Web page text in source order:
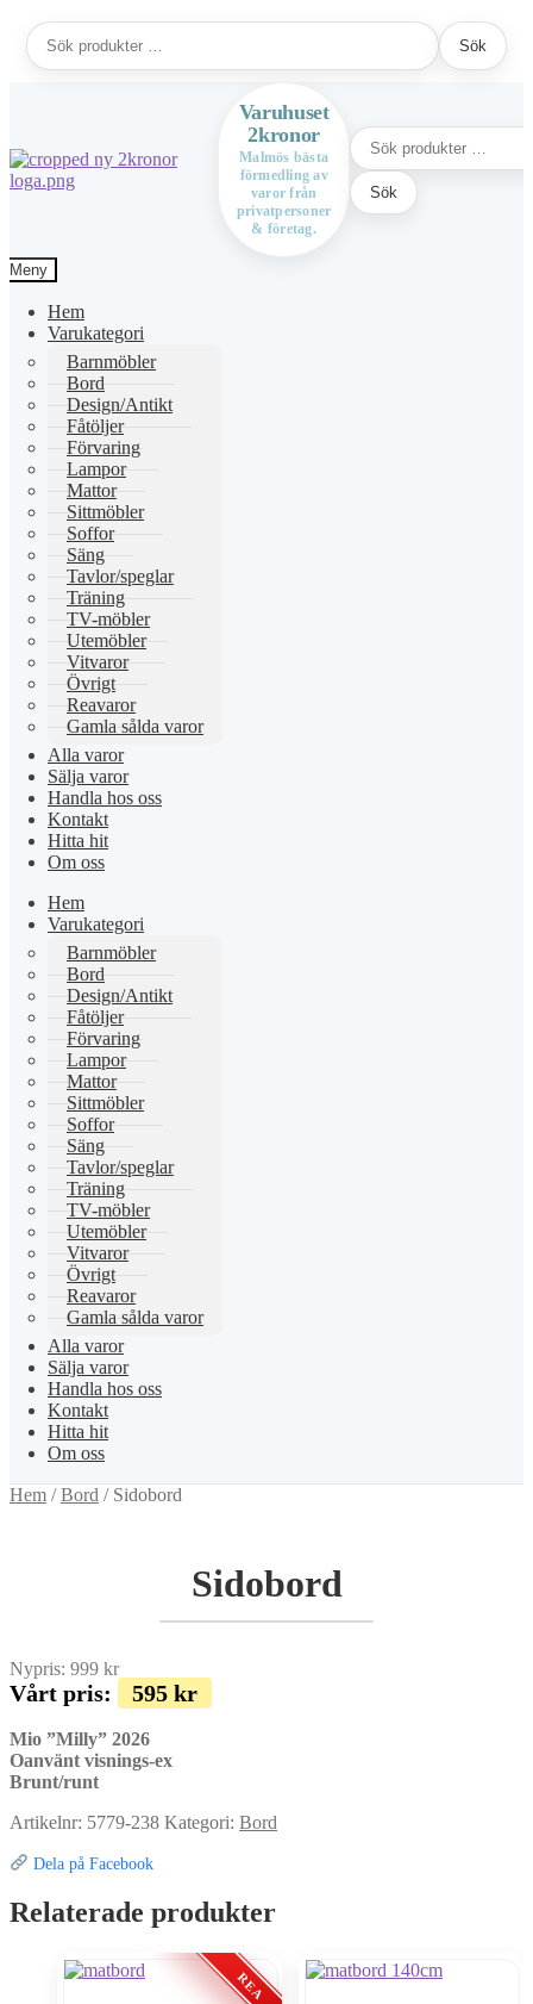
Sök
efter:
Sök
Hoppa
Hoppa
Varuhuset
2kronor
Malmös bästa
förmedling av
varor från
privatpersoner
& företag.
Sök
efter:
Sök
Meny
Hem
Varukategori
Barnmöbler
Bord
Design/Antikt
Fåtöljer
Förvaring
Lampor
Mattor
Sittmöbler
Soffor
Säng
Tavlor/speglar
Träning
TV-möbler
Utemöbler
Vitvaror
Övrigt
Reavaror
Gamla sålda varor
Alla varor
Sälja varor
Handla hos oss
Kontakt
Hitta hit
Om oss
Hem
Varukategori
Barnmöbler
Bord
Design/Antikt
Fåtöljer
Förvaring
Lampor
Mattor
Sittmöbler
Soffor
Säng
Tavlor/speglar
Träning
TV-möbler
Utemöbler
Vitvaror
Övrigt
Reavaror
Gamla sålda varor
Alla varor
Sälja varor
Handla hos oss
Kontakt
Hitta hit
Om oss
Hem /Bord / Sidobord
Sidobord
Nypris: 999 kr
Vårt pris: 595 kr
Mio ”Milly” 2026
Oanvänt visnings-ex
Brunt/runt
Artikelnr: 5779-238 Kategori: Bord
Dela på Facebook
Relaterade produkter